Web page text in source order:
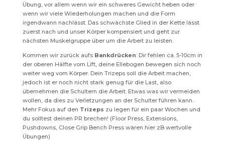
Übung, vor allem wenn wir ein schweres Gewicht heben oder
wenn wir viele Wiederholungen machen und die Form
irgendwann nachlässt. Das schwächste Glied in der Kette lässt
zuerst nach und unser Körper kompensiert und geht zur
nächsten Muskelgruppe über um die Arbeit zu leisten.
Kommen wir zurück aufs Bankdrücken: Dir fehlen ca. 5-10cm in
der oberen Hälfte vom Lift, deine Ellebogen bewegen sich noch
weiter weg vom Körper. Dein Trizeps soll die Arbeit machen,
jedoch ist er noch nicht stark genug für die Last, also
übernehmen die Schultern die Arbeit. Etwas was wir vermeiden
wollen, da dies zu Verletzungen an der Schulter führen kann.
Mehr Fokus auf den Trizeps zu legen für ein paar Wochen und
du solltest deinen PR brechen! (Floor Press, Extensions,
Pushdowns, Close Grip Bench Press wären hier zB wertvolle
Übungen)